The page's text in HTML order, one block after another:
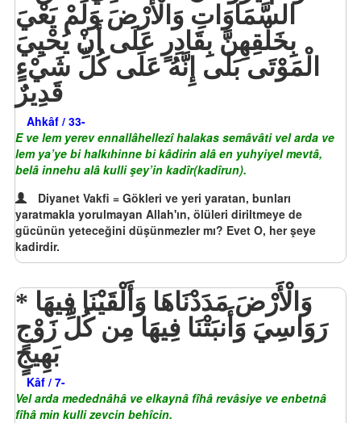
السَّمَاوَاتِ وَالْأَرْضَ وَلَمْ يَعْيَ
بِخَلْقِهِنَّ بِقَادِرٍ عَلَى أَنْ يُحْيِيَ
الْمَوْتَى بَلَى إِنَّهُ عَلَى كُلِّ شَيْءٍ
قَدِيرٌ
Ahkâf / 33-
E ve lem yerev ennallâhellezî halakas semâvâti vel arda ve
lem ya’ye bi halkıhinne bi kâdirin alâ en yuhyiyel mevtâ,
belâ innehu alâ kulli şey’in kadîr(kadîrun).
Diyanet Vakfi = Gökleri ve yeri yaratan, bunları
yaratmakla yorulmayan Allah'ın, ölüleri diriltmeye de
gücünün yeteceğini düşünmezler mı? Evet O, her şeye
kadirdir.
رَوَاسِيَ وَأَنبَتْنَا فِيهَا مِن كُلِّ زَوْجٍ
بَهِيجٍ
Kâf / 7-
Vel arda medednâhâ ve elkaynâ fîhâ revâsiye ve enbetnâ
fîhâ min kulli zevcin behîcin.